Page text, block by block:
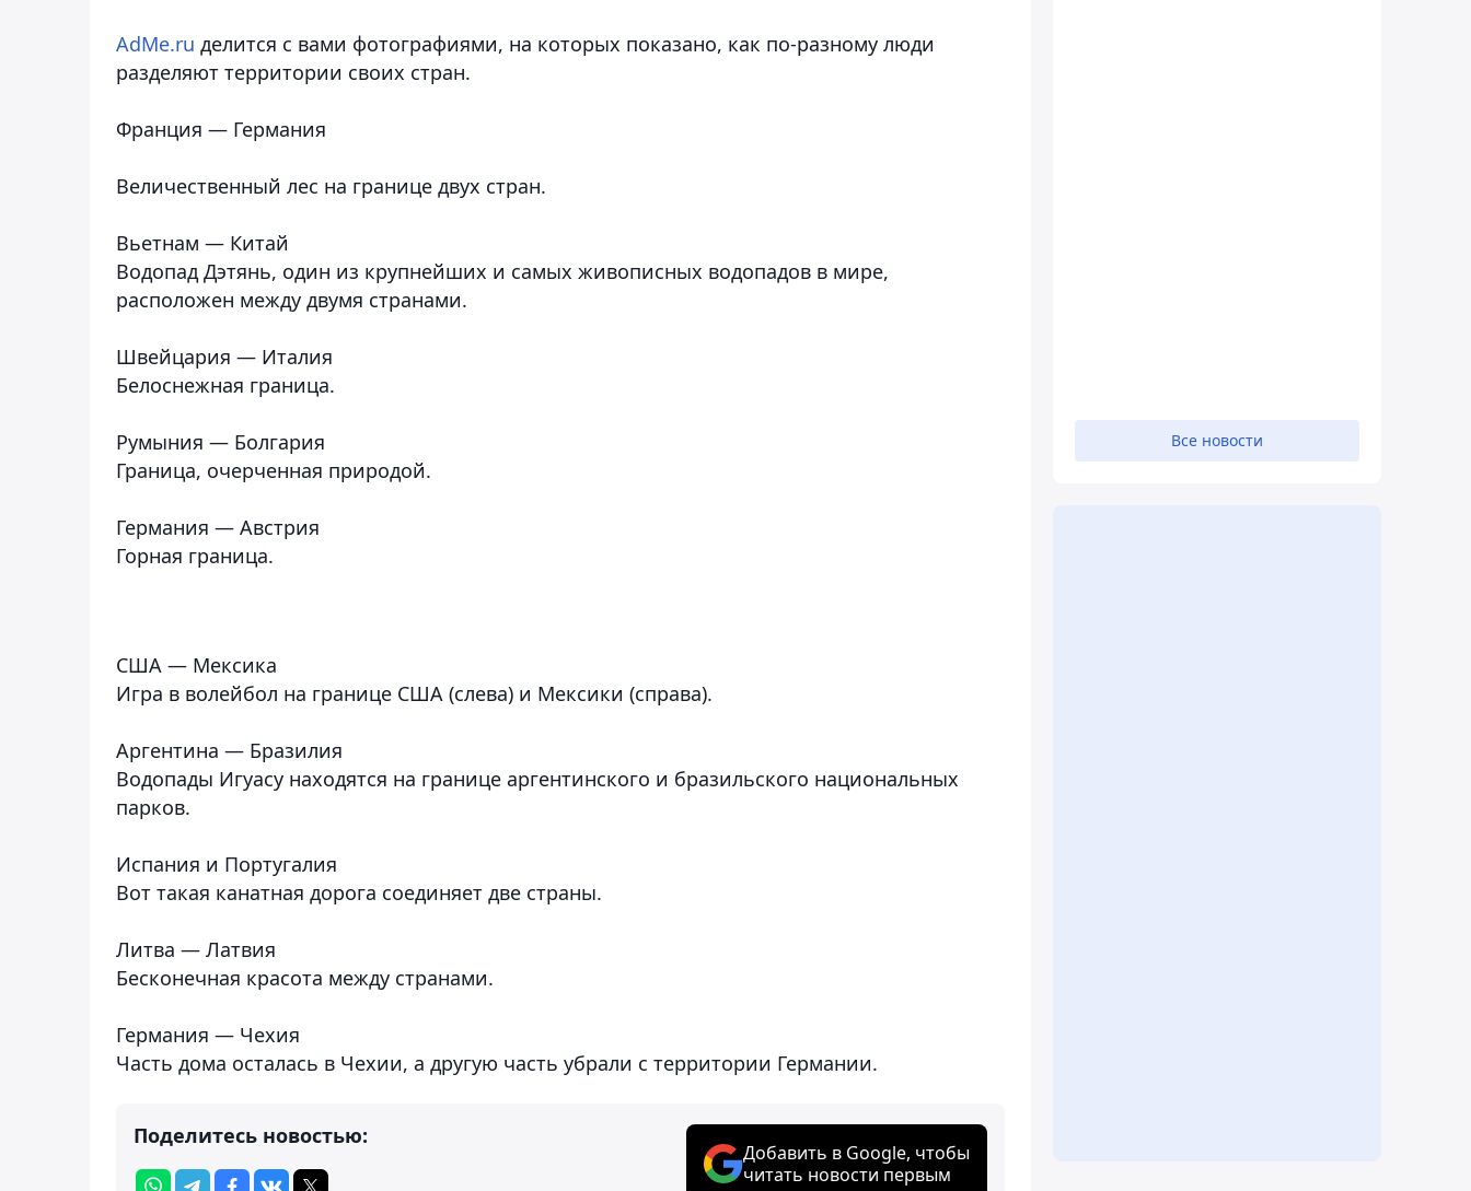
AdMe.ru делится с вами фотографиями, на которых показано, как по-разному люди
разделяют территории своих стран.
Франция — Германия
Величественный лес на границе двух стран.
Вьетнам — Китай
Водопад Дэтянь, один из крупнейших и самых живописных водопадов в мире,
расположен между двумя странами.
Швейцария — Италия
Белоснежная граница.
Румыния — Болгария
Граница, очерченная природой.
Германия — Австрия
Горная граница.
США — Мексика
Игра в волейбол на границе США (слева) и Мексики (справа).
Аргентина — Бразилия
Водопады Игуасу находятся на границе аргентинского и бразильского национальных
парков.
Испания и Португалия
Вот такая канатная дорога соединяет две страны.
Литва — Латвия
Бесконечная красота между странами.
Германия — Чехия
Часть дома осталась в Чехии, а другую часть убрали с территории Германии.
Поделитесь новостью:
Добавить в Google, чтобы
читать новости первым
Все новости